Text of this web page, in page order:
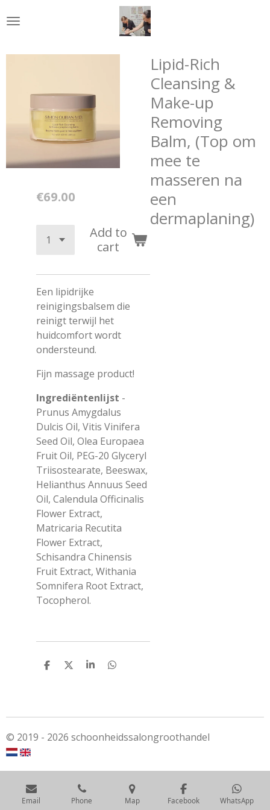
to
content
Lipid-Rich
Cleansing &
Make-up
Removing
Balm, (Top om
mee te
masseren na
een
dermaplaning)
€69.00
Add to
cart
Een lipidrijke
reinigingsbalsem die
reinigt terwijl het
huidcomfort wordt
ondersteund.
Fijn massage product!
Ingrediëntenlijst -
Prunus Amygdalus
Dulcis Oil, Vitis Vinifera
Seed Oil, Olea Europaea
Fruit Oil, PEG-20 Glyceryl
Triisostearate, Beeswax,
Helianthus Annuus Seed
Oil, Calendula Officinalis
Flower Extract,
Matricaria Recutita
Flower Extract,
Schisandra Chinensis
Fruit Extract, Withania
Somnifera Root Extract,
Tocopherol.
S
S
S
S
© 2019 - 2026 schoonheidssalongroothandel
Email Phone Map Facebook WhatsApp